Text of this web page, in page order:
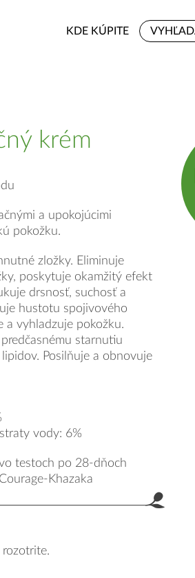
KDE KÚPITE
krém
a upokojúcimi
pokožku.
zložky. Eliminuje
poskytuje okamžitý efekt
drsnosť, suchosť a
hustotu spojivového
a vyhladzuje pokožku.
starnutiu
Posilňuje a obnovuje
vody: 6%
testoch po 28-dňoch
Khazaka